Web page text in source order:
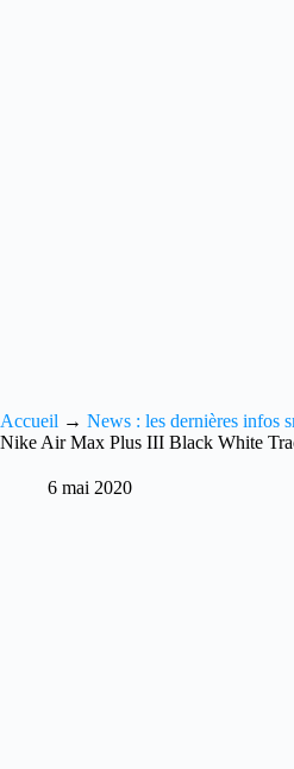
Accueil → News : les dernières infos
Nike Air Max Plus III Black White
6 mai 2020